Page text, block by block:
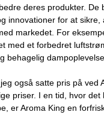
deres produkter. De
innovationer for at sikre,
markedet. For
med et forbedret
behagelig dampoplevelse.
også satte pris på ved
priser. I en tid, hvor
er Aroma King en